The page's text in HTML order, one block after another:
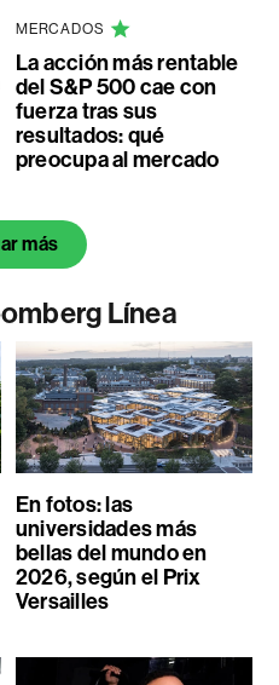
MERCADOS
La acción más rentable
del S&P 500 cae con
fuerza tras sus
resultados: qué
preocupa al mercado
más
Línea
En fotos: las
universidades más
bellas del mundo en
2026, según el Prix
Versailles